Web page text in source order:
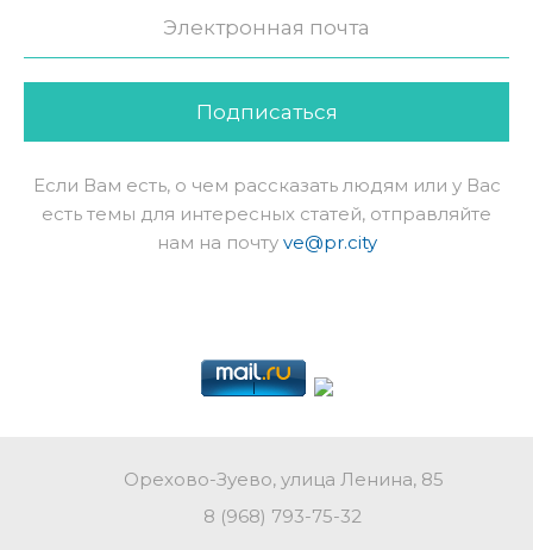
Подписаться
Если Вам есть, о чем рассказать людям или у Вас
есть темы для интересных статей, отправляйте
нам на почту ve@pr.city
Орехово-Зуево, улица Ленина, 85
8 (968) 793-75-32